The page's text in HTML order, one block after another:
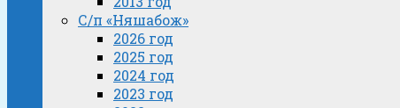
С/п «Няшабож»
2026 год
2025 год
2024 год
2023 год